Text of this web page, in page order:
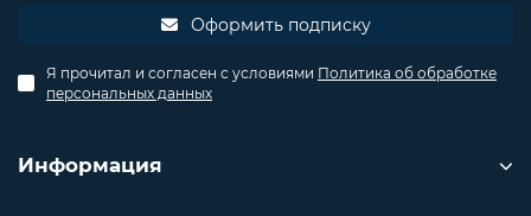
Оформить подписку
Я прочитал и согласен с условиями Политика об обработке
персональных данных
Информация